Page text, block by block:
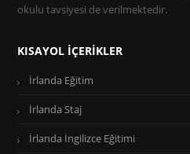
okulu tavsiyesi de verilmektedir.
KISAYOL İÇERIKLER
İrlanda Eğitim
İrlanda Staj
İrlanda İngilizce Eğitimi